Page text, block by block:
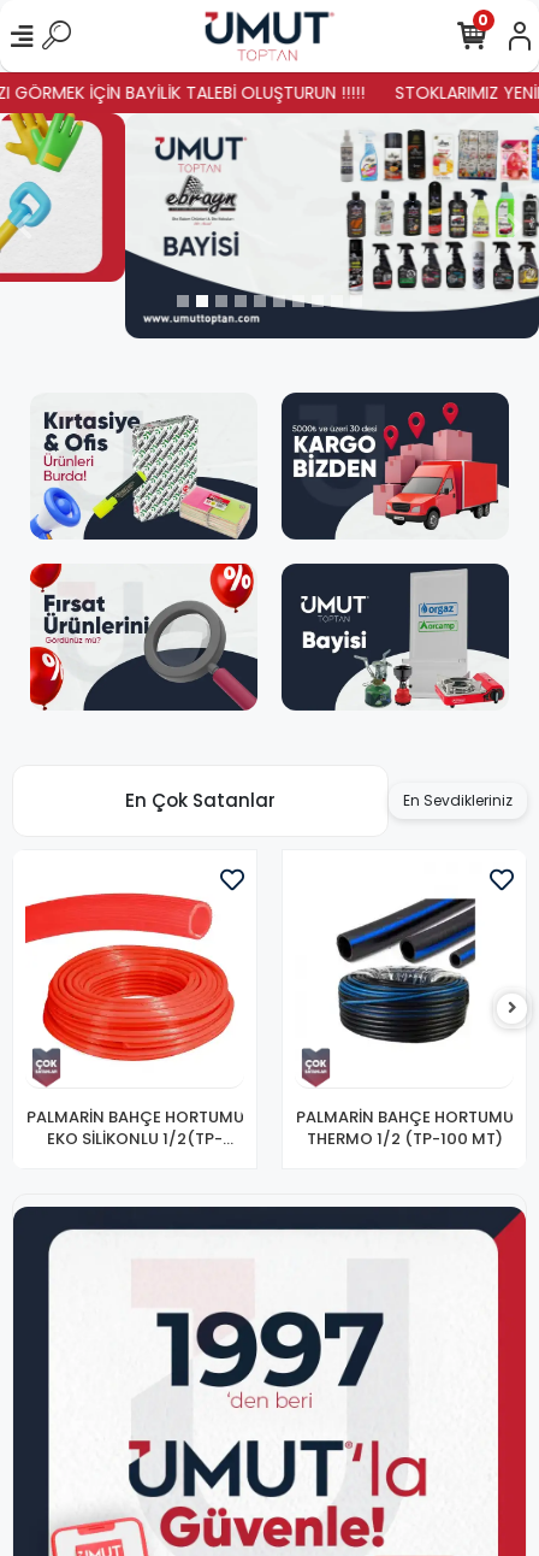
İÇİN BAYİLİK TALEBİ OLUŞTURUN !!!!! STOKLARIMIZ YENİLENDİ
0
En Çok Satanlar En Sevdikleriniz
PALMARİN BAHÇE HORTUMU
EKO SİLİKONLU 1/2(TP-
PALMARİN BAHÇE HORTUMU
THERMO 1/2 (TP-100 MT)